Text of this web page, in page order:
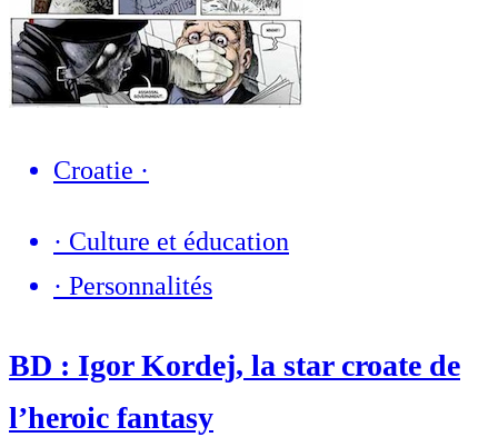
Croatie ·
· Culture et éducation
· Personnalités
BD : Igor Kordej, la star croate de
l’heroic fantasy